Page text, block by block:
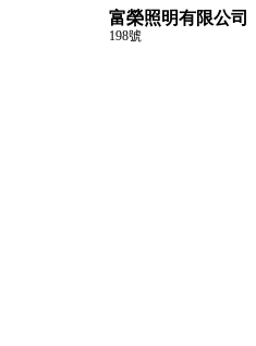
富榮照明有限公司
198號